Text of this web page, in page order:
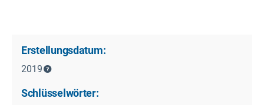
Erstellungsdatum:
2019
Schlüsselwörter: